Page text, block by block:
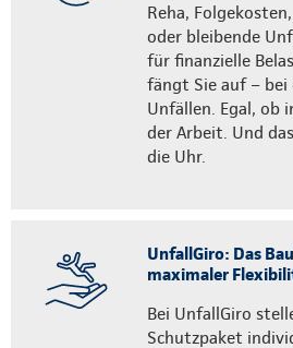
Reha,
oder bleibende
für finanzielle
fängt Sie auf – bei
Unfällen. Egal, ob
der Arbeit. Und
die Uhr.
UnfallGiro: Das
maximaler
Bei UnfallGiro
Schutzpaket